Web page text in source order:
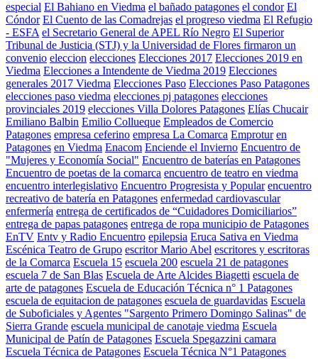
especial El Bahiano en Viedma el bañado patagones el condor El
Cóndor El Cuento de las Comadrejas el progreso viedma El Refugio
- ESFA el Secretario General de APEL Río Negro El Superior
Tribunal de Justicia (STJ) y la Universidad de Flores firmaron un
convenio eleccion elecciones Elecciones 2017 Elecciones 2019 en
Viedma Elecciones a Intendente de Viedma 2019 Elecciones
generales 2017 Viedma Elecciones Paso Elecciones Paso Patagones
elecciones paso viedma elecciones pj patagones elecciones
provinciales 2019 elecciones Villa Dolores Patagones Elías Chucair
Emiliano Balbin Emilio Collueque Empleados de Comercio
Patagones empresa ceferino empresa La Comarca Emprotur en
Patagones en Viedma Enacom Enciende el Invierno Encuentro de
"Mujeres y Economía Social" Encuentro de baterías en Patagones
Encuentro de poetas de la comarca encuentro de teatro en viedma
encuentro interlegislativo Encuentro Progresista y Popular encuentro
recreativo de batería en Patagones enfermedad cardiovascular
enfermería entrega de certificados de “Cuidadores Domiciliarios”
entrega de papas patagones entrega de ropa municipio de Patagones
EnTV Entv y Radio Encuentro epilepsia Eruca Sativa en Viedma
Escénica Teatro de Grupo escritor Mario Abel escritores y escritoras
de la Comarca Escuela 15 escuela 200 escuela 21 de patagones
escuela 7 de San Blas Escuela de Arte Alcides Biagetti escuela de
arte de patagones Escuela de Educación Técnica n° 1 Patagones
escuela de equitacion de patagones escuela de guardavidas Escuela
de Suboficiales y Agentes "Sargento Primero Domingo Salinas" de
Sierra Grande escuela municipal de canotaje viedma Escuela
Municipal de Patín de Patagones Escuela Spegazzini camara
Escuela Técnica de Patagones Escuela Técnica N°1 Patagones